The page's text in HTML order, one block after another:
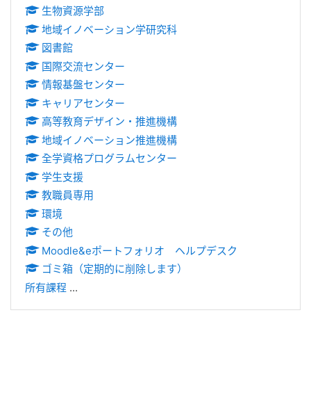
生物資源学部
地域イノベーション学研究科
図書館
国際交流センター
情報基盤センター
キャリアセンター
高等教育デザイン・推進機構
地域イノベーション推進機構
全学資格プログラムセンター
学生支援
教職員専用
環境
その他
Moodle&eポートフォリオ ヘルプデスク
ゴミ箱（定期的に削除します）
所有課程 ...